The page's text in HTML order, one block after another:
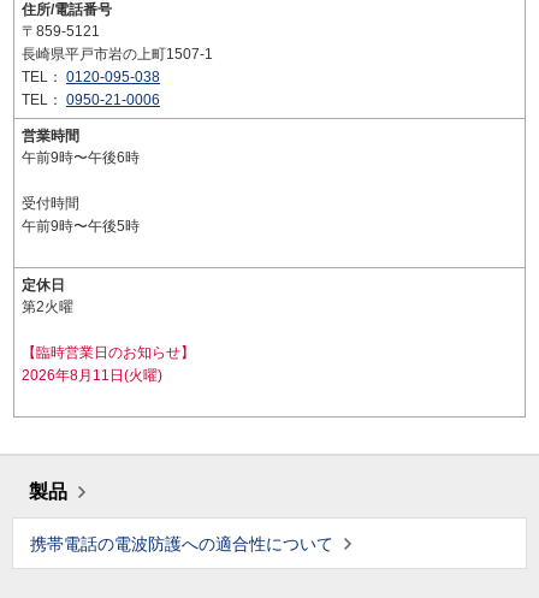
住所/電話番号
〒859-5121
長崎県平戸市岩の上町1507-1
TEL： 0120-095-038
TEL： 0950-21-0006
営業時間
午前9時〜午後6時
受付時間
午前9時〜午後5時
定休日
第2火曜
【臨時営業日のお知らせ】
2026年8月11日(火曜)
製品
携帯電話の電波防護への適合性について